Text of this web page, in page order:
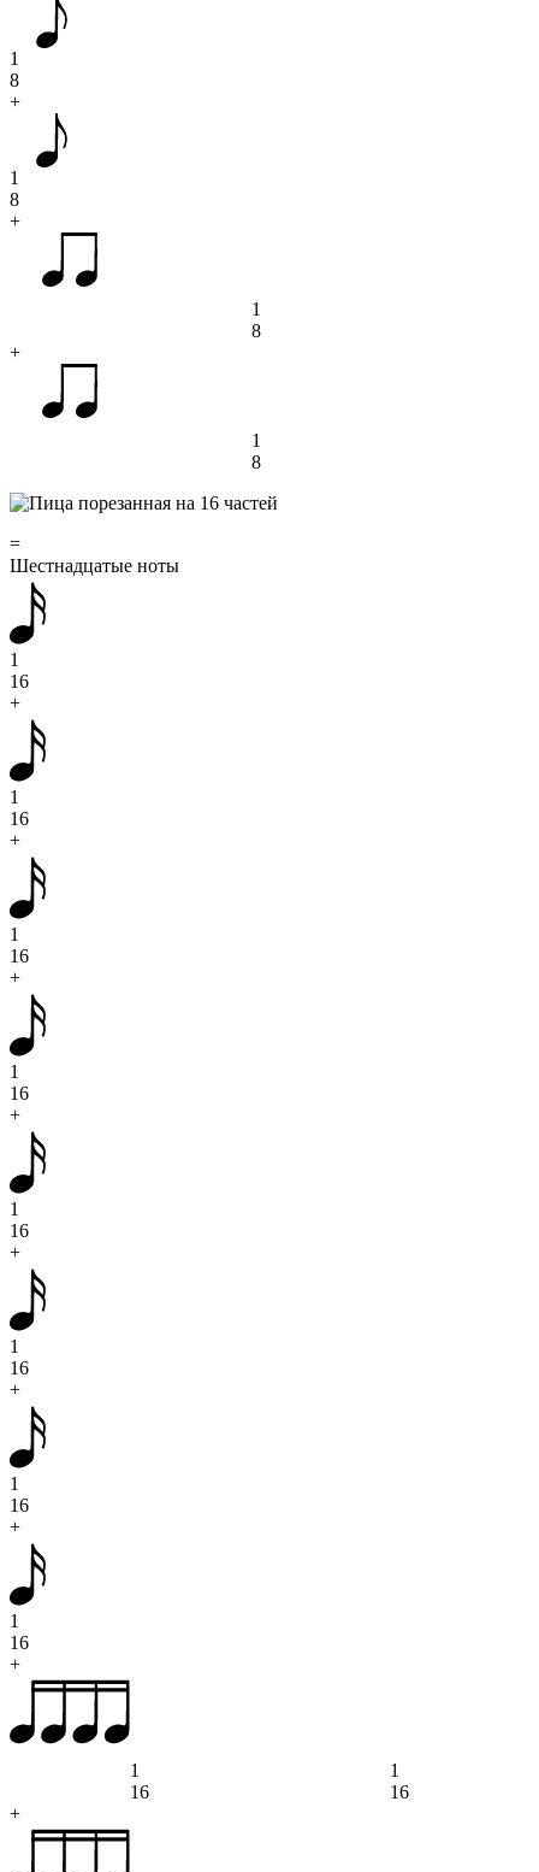
1
8
+
1
8
+
1
8
+
1
8
=
Шестнадцатые ноты
1
16
+
1
16
+
1
16
+
1
16
+
1
16
+
1
16
+
1
16
+
1
16
+
1
16
1
16
+